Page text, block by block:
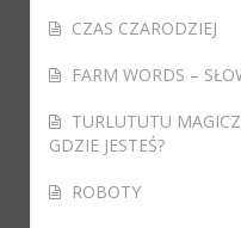
CZAS CZARODZIEJ
FARM WORDS –
TURLUTUTU
GDZIE JESTEŚ?
ROBOTY